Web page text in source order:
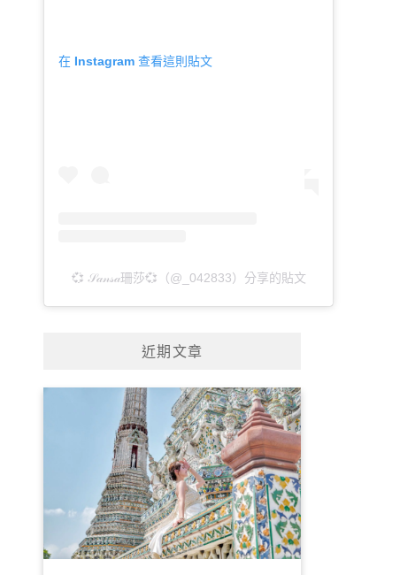
在 Instagram 查看這則貼文
💞 𝒮𝒶𝓃𝓈𝒶珊莎💞（@_042833）分享的貼文
近期文章